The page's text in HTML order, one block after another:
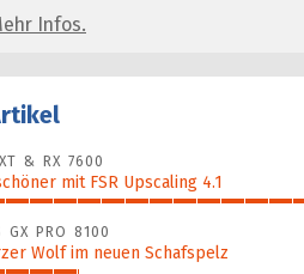
Infos.
& RX 7600
mit FSR Upscaling 4.1
GX PRO 8100
Wolf im neuen Schafspelz